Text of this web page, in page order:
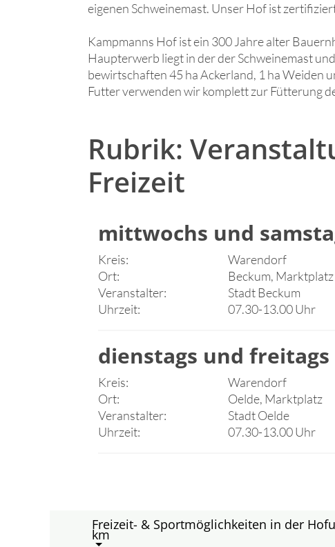
eigenen Schweinemast. Unser Hof ist
Kampmanns Hof ist ein 300 Jahre alter
Haupterwerb liegt in der der Schweinemast
bewirtschaften 45 ha Ackerland, 1 ha Weiden
Futter verwenden wir komplett zur Fütterung
Rubrik:
Freizeit
mittwochs und
Kreis:
Warendorf
Ort:
Beckum, Marktplatz
Veranstalter:
Stadt Beckum
Uhrzeit:
07.30-13.00 Uhr
dienstags und
Kreis:
Warendorf
Ort:
Oelde, Marktplatz
Veranstalter:
Stadt Oelde
Uhrzeit:
07.30-13.00 Uhr
Freizeit- & Sportmöglichkeiten in der
km